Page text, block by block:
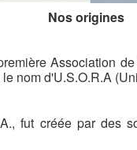
Nos origines
Association
nom d'U.S.O.R.A
fut créée par des